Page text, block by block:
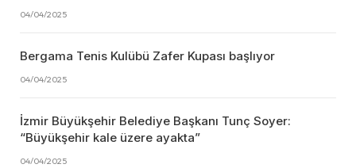
04/04/2025
Bergama Tenis Kulübü Zafer Kupası başlıyor
04/04/2025
İzmir Büyükşehir Belediye Başkanı Tunç Soyer:
“Büyükşehir kale üzere ayakta”
04/04/2025